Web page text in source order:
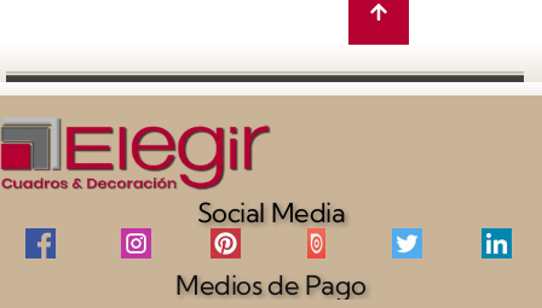
Social Media
Medios de Pago